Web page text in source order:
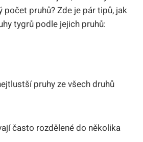
pruhů? Zde je pár tipů, jak
tygrů podle jejich pruhů:
pruhy ze všech druhů
často rozdělené do několika